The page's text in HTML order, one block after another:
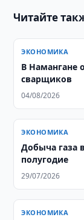
Читайте
ЭКОНОМИКА
В Намангане
сварщиков
04/08/2026
ЭКОНОМИКА
Добыча газа
полугодие
29/07/2026
ЭКОНОМИКА